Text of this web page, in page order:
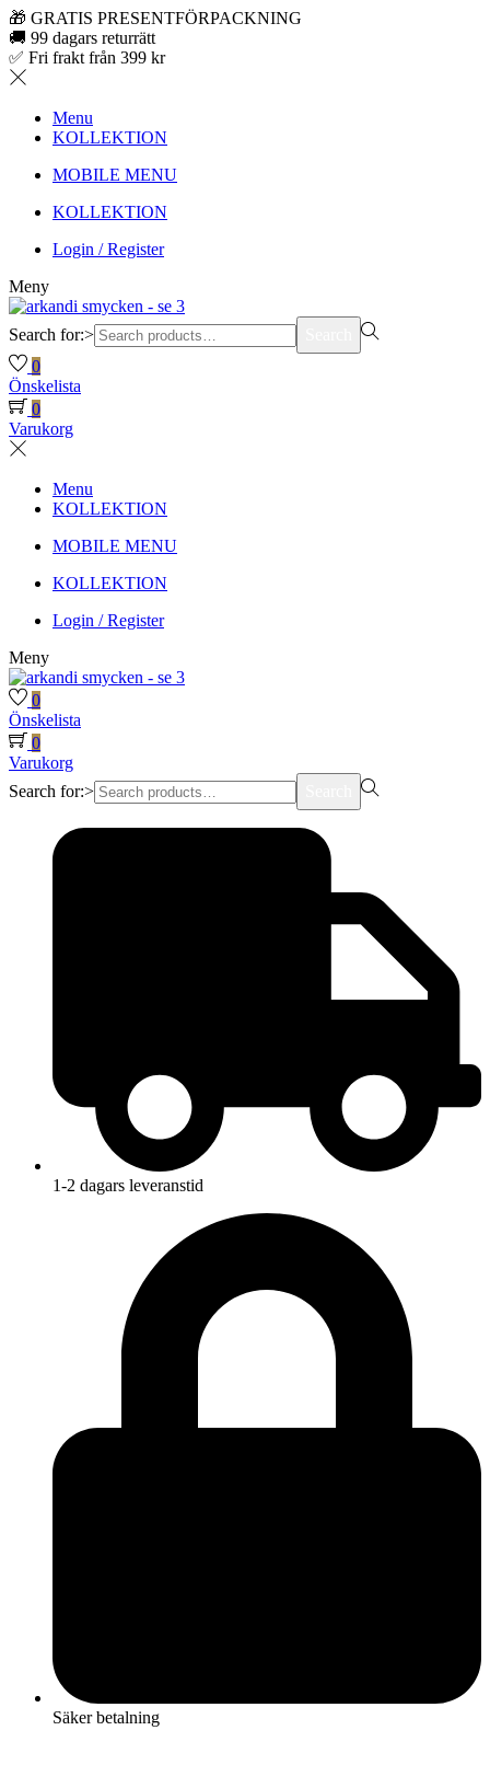
🎁 GRATIS PRESENTFÖRPACKNING
🚚 99 dagars returrätt
✅ Fri frakt från 399 kr
Menu
KOLLEKTION
MOBILE MENU
KOLLEKTION
Login / Register
Meny
Search for:>
0
Önskelista
0
Varukorg
Menu
KOLLEKTION
MOBILE MENU
KOLLEKTION
Login / Register
Meny
0
Önskelista
0
Varukorg
Search for:>
1-2 dagars leveranstid
Säker betalning